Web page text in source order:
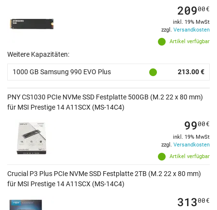
Artikel verfügbar
20900€
inkl. 19% MwSt
zzgl. Versandkosten
Weitere Kapazitäten:
1000 GB Samsung 990 EVO Plus 213.00 €
PNY CS1030 PCIe NVMe SSD Festplatte 500GB (M.2 22 x 80 mm)
für MSI Prestige 14 A11SCX (MS-14C4)
Artikel verfügbar
9900€
inkl. 19% MwSt
zzgl. Versandkosten
Crucial P3 Plus PCIe NVMe SSD Festplatte 2TB (M.2 22 x 80 mm)
für MSI Prestige 14 A11SCX (MS-14C4)
31300€